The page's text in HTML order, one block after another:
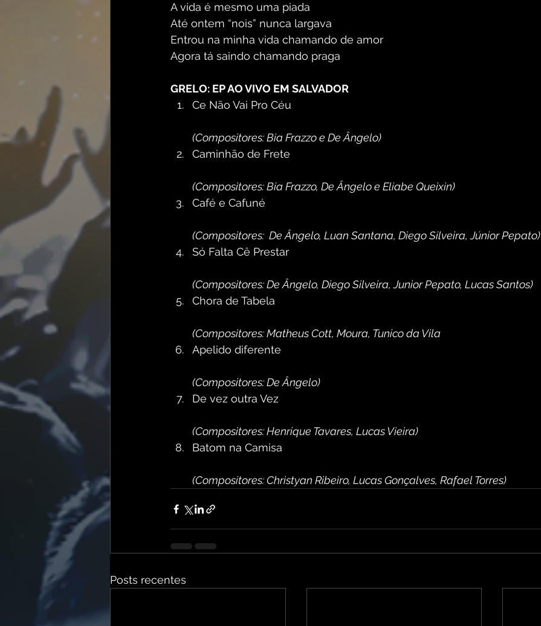
A vida é mesmo uma piada
Até ontem “nois” nunca largava
Entrou na minha vida chamando de amor
Agora tá saindo chamando praga
GRELO: EP AO VIVO EM SALVADOR
Ce Não Vai Pro Céu
(Compositores: Bia Frazzo e De Ângelo)
Caminhão de Frete
(Compositores: Bia Frazzo, De Ângelo e Eliabe Queixin)
Café e Cafuné
(Compositores:  De Ângelo, Luan Santana, Diego Silveira, Júnior Pepato)
Só Falta Cê Prestar
(Compositores: De Ângelo, Diego Silveira, Junior Pepato, Lucas Santos)
Chora de Tabela
(Compositores: Matheus Cott, Moura, Tunico da Vila
Apelido diferente
(Compositores: De Ângelo)
De vez outra Vez
(Compositores: Henrique Tavares, Lucas Vieira)
Batom na Camisa
(Compositores: Christyan Ribeiro, Lucas Gonçalves, Rafael Torres)
Posts recentes